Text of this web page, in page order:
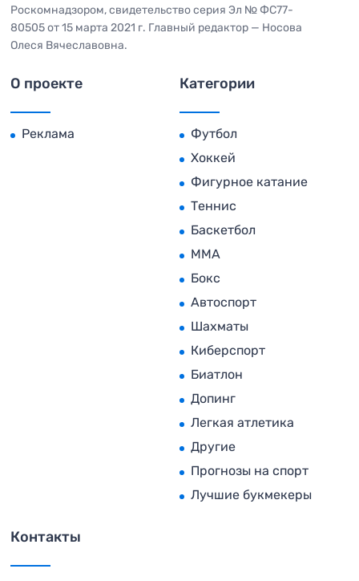
Роскомнадзором, свидетельство серия Эл № ФС77-
80505 от 15 марта 2021 г. Главный редактор — Носова
Олеся Вячеславовна.
О проекте
Реклама
Категории
Футбол
Хоккей
Фигурное катание
Теннис
Баскетбол
MMA
Бокс
Автоспорт
Шахматы
Киберспорт
Биатлон
Допинг
Легкая атлетика
Другие
Прогнозы на спорт
Лучшие букмекеры
Контакты